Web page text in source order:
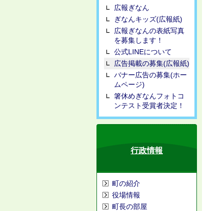
広報ぎなん
ぎなんキッズ(広報紙)
広報ぎなんの表紙写真
を募集します！
公式LINEについて
広告掲載の募集(広報紙)
バナー広告の募集(ホー
ムページ)
箸休めぎなんフォトコ
ンテスト受賞者決定！
行政情報
町の紹介
役場情報
町長の部屋